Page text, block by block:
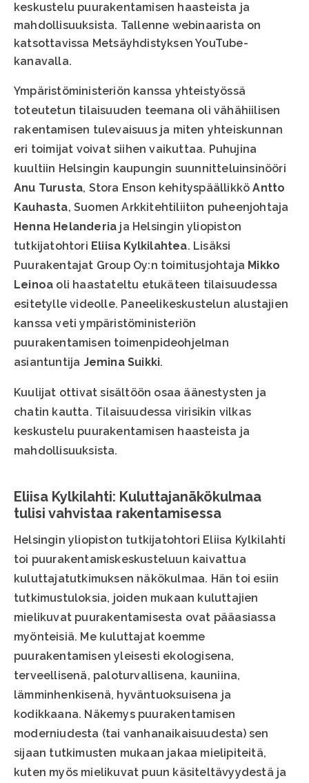
keskustelu puurakentamisen haasteista ja
mahdollisuuksista. Tallenne webinaarista on
katsottavissa Metsäyhdistyksen YouTube-
kanavalla.
Ympäristöministeriön kanssa yhteistyössä
toteutetun tilaisuuden teemana oli vähähiilisen
rakentamisen tulevaisuus ja miten yhteiskunnan
eri toimijat voivat siihen vaikuttaa. Puhujina
kuultiin Helsingin kaupungin suunnitteluinsinööri
Anu Turusta, Stora Enson kehityspäällikköAntto
Kauhasta, Suomen Arkkitehtiliiton puheenjohtaja
Henna Helanderia ja Helsingin yliopiston
tutkijatohtori Eliisa Kylkilahtea. Lisäksi
Puurakentajat Group Oy:n toimitusjohtaja Mikko
Leinoa oli haastateltu etukäteen tilaisuudessa
esitetylle videolle. Paneelikeskustelun alustajien
kanssa veti ympäristöministeriön
puurakentamisen toimenpideohjelman
asiantuntija Jemina Suikki.
Kuulijat ottivat sisältöön osaa äänestysten ja
chatin kautta. Tilaisuudessa virisikin vilkas
keskustelu puurakentamisen haasteista ja
mahdollisuuksista.
Eliisa Kylkilahti: Kuluttajanäkökulmaa
tulisi vahvistaa rakentamisessa
Helsingin yliopiston tutkijatohtori Eliisa Kylkilahti
toi puurakentamiskeskusteluun kaivattua
kuluttajatutkimuksen näkökulmaa. Hän toi esiin
tutkimustuloksia, joiden mukaan kuluttajien
mielikuvat puurakentamisesta ovat pääasiassa
myönteisiä. Me kuluttajat koemme
puurakentamisen yleisesti ekologisena,
terveellisenä, paloturvallisena, kauniina,
lämminhenkisenä, hyväntuoksuisena ja
kodikkaana. Näkemys puurakentamisen
moderniudesta (tai vanhanaikaisuudesta) sen
sijaan tutkimusten mukaan jakaa mielipiteitä,
kuten myös mielikuvat puun käsiteltävyydestä ja